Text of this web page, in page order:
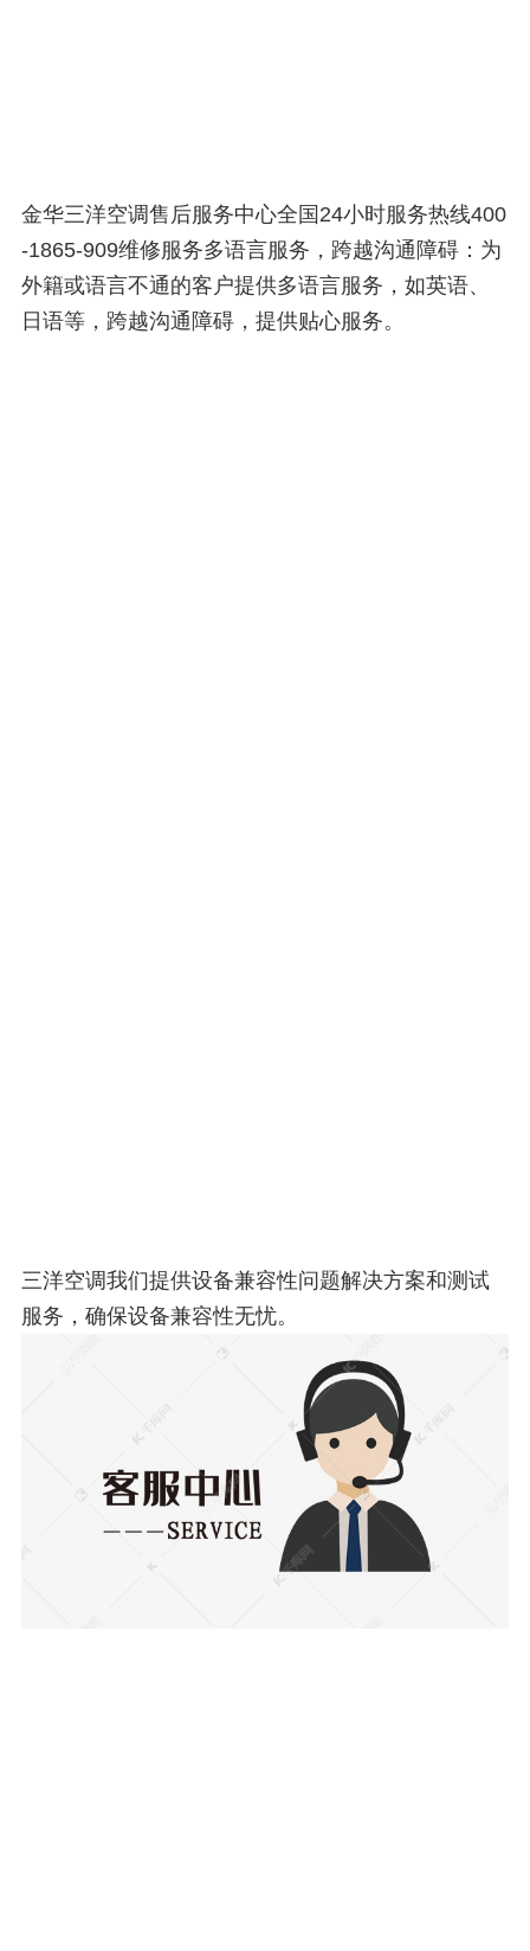
金华三洋空调售后服务中心全国24小时服务热线400
-1865-909维修服务多语言服务，跨越沟通障碍：为
外籍或语言不通的客户提供多语言服务，如英语、
日语等，跨越沟通障碍，提供贴心服务。
三洋空调我们提供设备兼容性问题解决方案和测试
服务，确保设备兼容性无忧。